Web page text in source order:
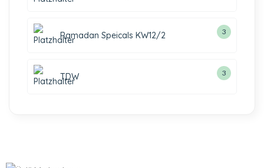
Ramadan Speicals KW12/2 3
TDW 3